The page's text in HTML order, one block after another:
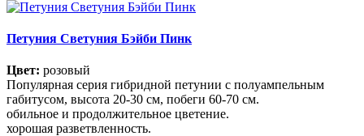
Петуния Светуния Бэйби Пинк
Цвет: розовый
Популярная серия гибридной петунии с полуампельным
габитусом, высота 20-30 см, побеги 60-70 см.
обильное и продолжительное цветение.
хорошая разветвленность.